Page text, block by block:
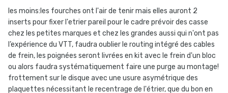
les moins:les fourches ont l'air de tenir mais elles auront 2
inserts pour fixer l'etrier pareil pour le cadre prévoir des casse
chez les petites marques et chez les grandes aussi qui n'ont pas
l’expérience du VTT, faudra oublier le routing intégré des cables
de frein, les poignées seront livrées en kit avec le frein d'un bloc
ou alors faudra systématiquement faire une purge au montage!
frottement sur le disque avec une usure asymétrique des
plaquettes nécessitant le recentrage de l'étrier, que du bon en